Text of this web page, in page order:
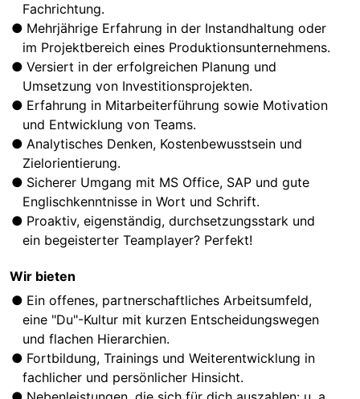
Fachrichtung.
Mehrjährige Erfahrung in der Instandhaltung oder
im Projektbereich eines Produktionsunternehmens.
Versiert in der erfolgreichen Planung und
Umsetzung von Investitionsprojekten.
Erfahrung in Mitarbeiterführung sowie Motivation
und Entwicklung von Teams.
Analytisches Denken, Kostenbewusstsein und
Zielorientierung.
Sicherer Umgang mit MS Office, SAP und gute
Englischkenntnisse in Wort und Schrift.
Proaktiv, eigenständig, durchsetzungsstark und
ein begeisterter Teamplayer? Perfekt!
Wir bieten
Ein offenes, partnerschaftliches Arbeitsumfeld,
eine "Du"-Kultur mit kurzen Entscheidungswegen
und flachen Hierarchien.
Fortbildung, Trainings und Weiterentwicklung in
fachlicher und persönlicher Hinsicht.